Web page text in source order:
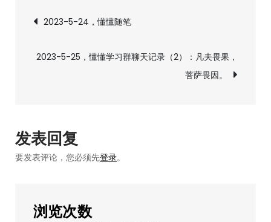
懂
学
录
文
章
2023-5-24，懂懂随笔
2023-5-25，懂懂学习群聊天记录（2）：凡夫畏果，
菩萨畏因。
发表回复
要发表评论，您必须先登录。
浏览次数